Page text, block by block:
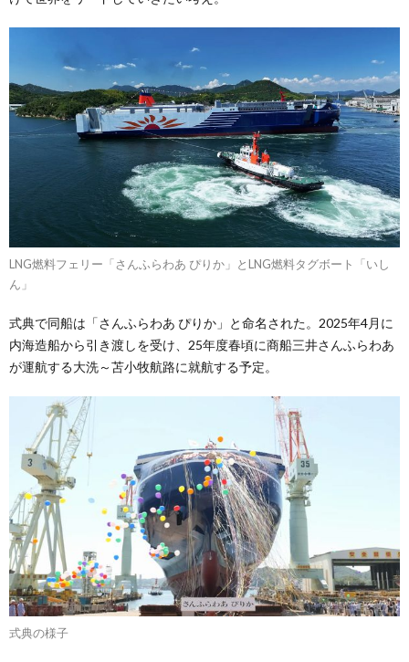
LNG燃料フェリー「さんふらわあ ぴりか」とLNG燃料タグボート「いし
ん」
式典で同船は「さんふらわあ ぴりか」と命名された。2025年4月に
内海造船から引き渡しを受け、25年度春頃に商船三井さんふらわあ
が運航する大洗～苫小牧航路に就航する予定。
式典の様子